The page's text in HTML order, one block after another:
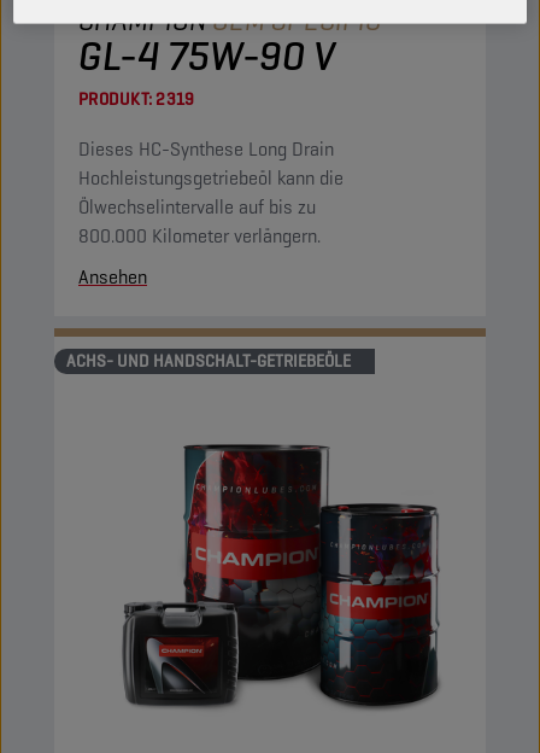
CHAMPIONOEM SPECIFIC
GL-4 75W-90 V
PRODUKT:2319
Dieses HC-Synthese Long Drain
Hochleistungsgetriebeöl kann die
Ölwechselintervalle auf bis zu
800.000 Kilometer verlängern.
Ansehen
ACHS- UND HANDSCHALT-GETRIEBEÖLE